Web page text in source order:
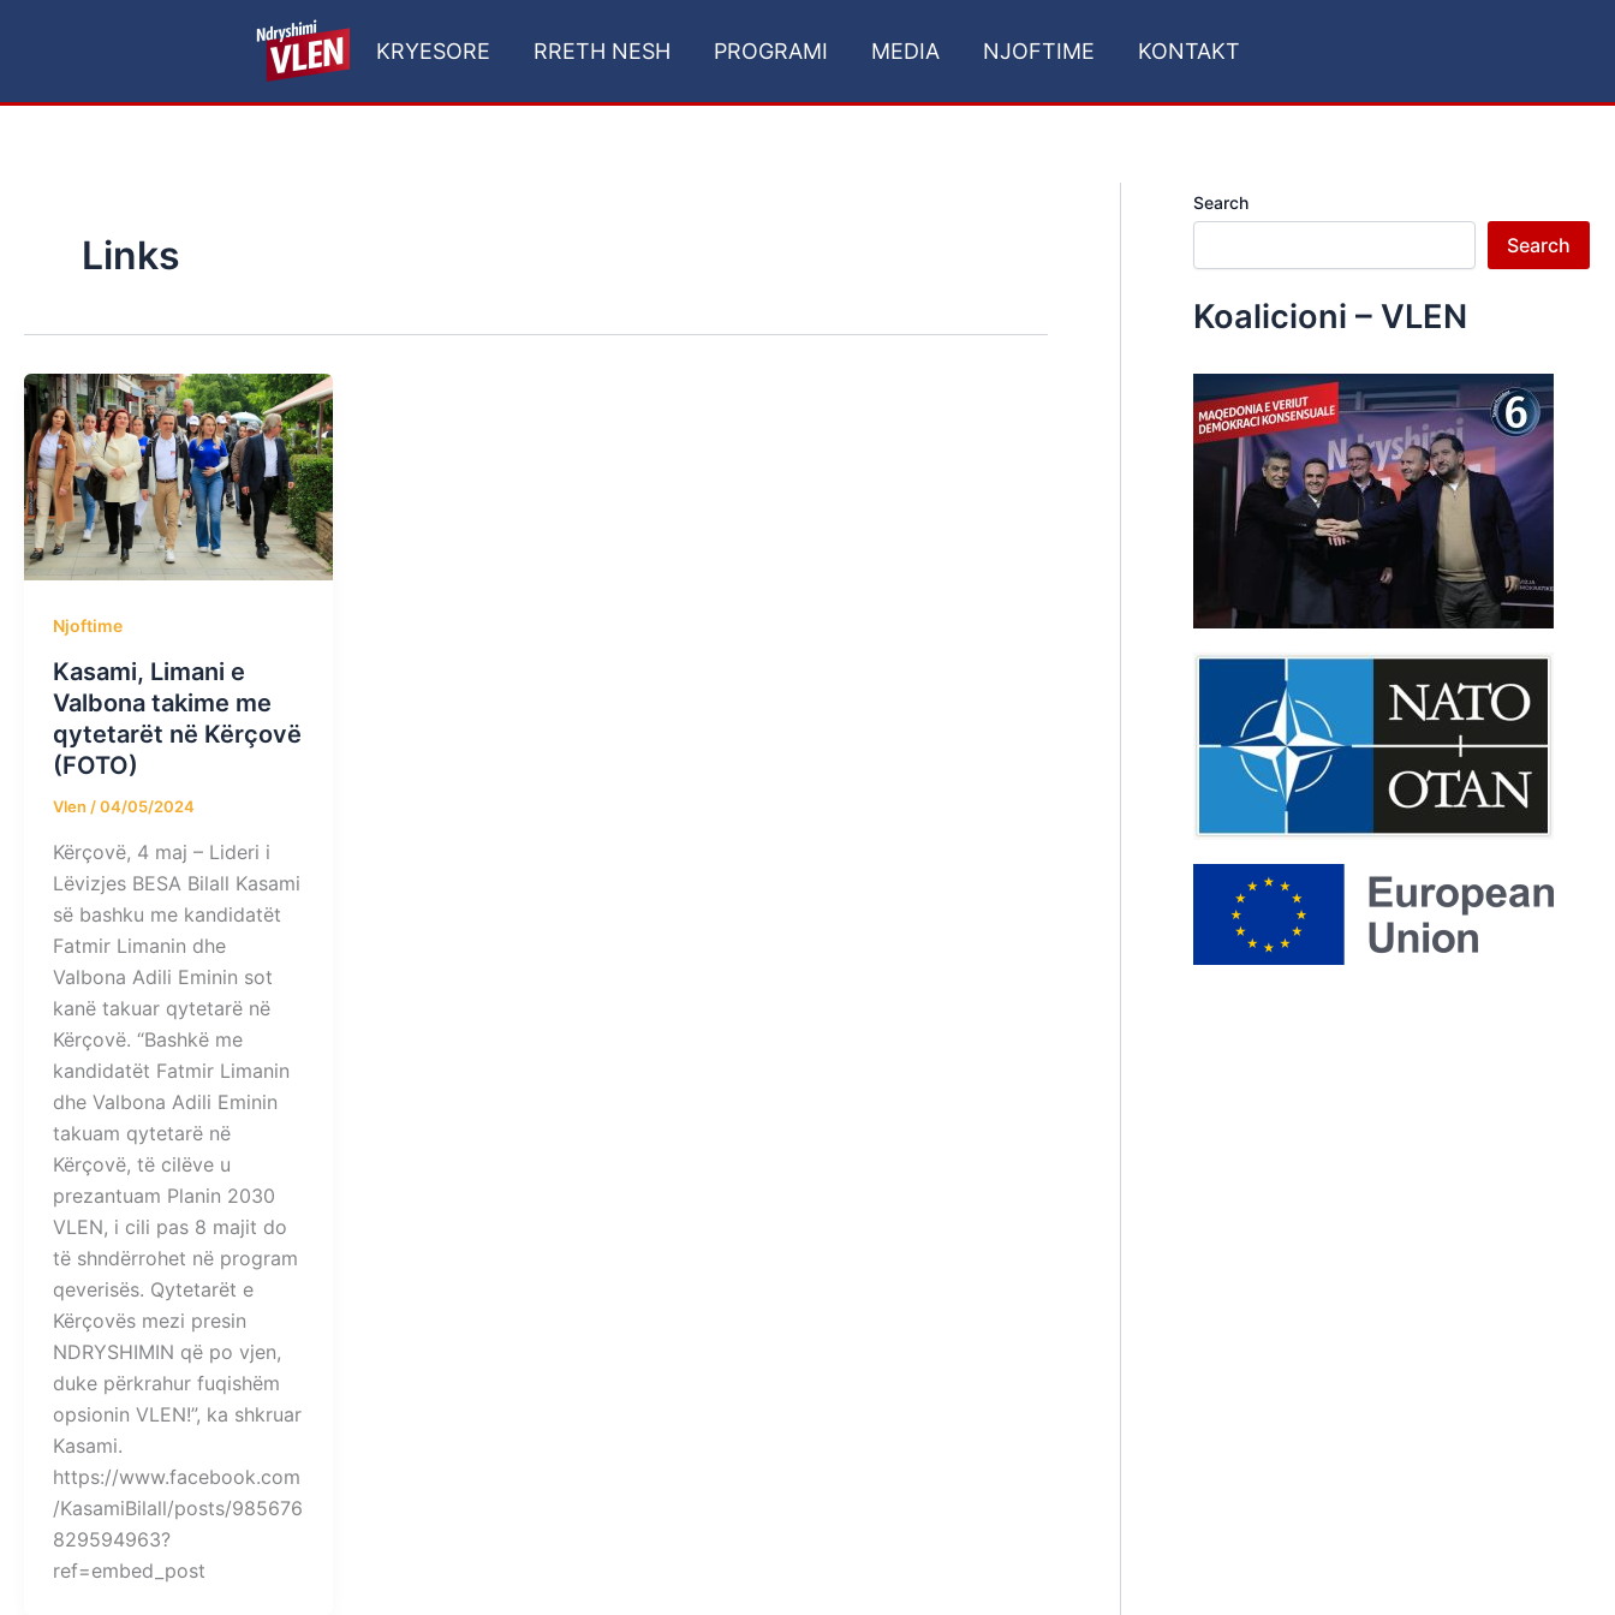
KRYESORE RRETH NESH PROGRAMI MEDIA NJOFTIME KONTAKT
Links
Njoftime
Kasami, Limani e
Valbona takime me
qytetarët në Kërçovë
(FOTO)
Vlen /04/05/2024
Kërçovë, 4 maj – Lideri i
Lëvizjes BESA Bilall Kasami
së bashku me kandidatët
Fatmir Limanin dhe
Valbona Adili Eminin sot
kanë takuar qytetarë në
Kërçovë. “Bashkë me
kandidatët Fatmir Limanin
dhe Valbona Adili Eminin
takuam qytetarë në
Kërçovë, të cilëve u
prezantuam Planin 2030
VLEN, i cili pas 8 majit do
të shndërrohet në program
qeverisës. Qytetarët e
Kërçovës mezi presin
NDRYSHIMIN që po vjen,
duke përkrahur fuqishëm
opsionin VLEN!”, ka shkruar
Kasami.
https://www.facebook.com
/KasamiBilall/posts/985676
829594963?
ref=embed_post
Search
Search
Koalicioni – VLEN